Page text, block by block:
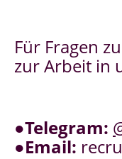
Für Fragen
zur Arbeit in
●Telegram:
●Email: